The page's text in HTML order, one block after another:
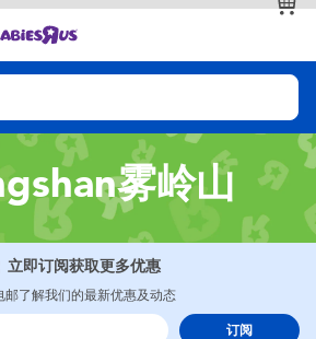
扮演，射击玩具
车，骑乘车
LEGO
火车及遥控系列
查看全部
雾岭山
立即订阅获取更多优惠
邮了解我们的最新优惠及动态
订阅